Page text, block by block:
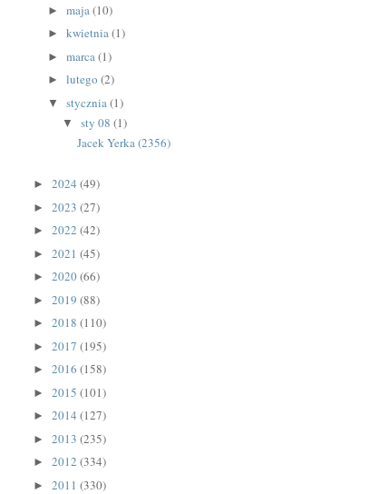
►maja(10)
►kwietnia(1)
►marca(1)
►lutego(2)
▼stycznia(1)
▼ sty 08 (1)
Jacek Yerka (2356)
►2024(49)
►2023(27)
►2022(42)
►2021(45)
►2020(66)
►2019(88)
►2018(110)
►2017(195)
►2016(158)
►2015(101)
►2014(127)
►2013(235)
►2012(334)
►2011(330)